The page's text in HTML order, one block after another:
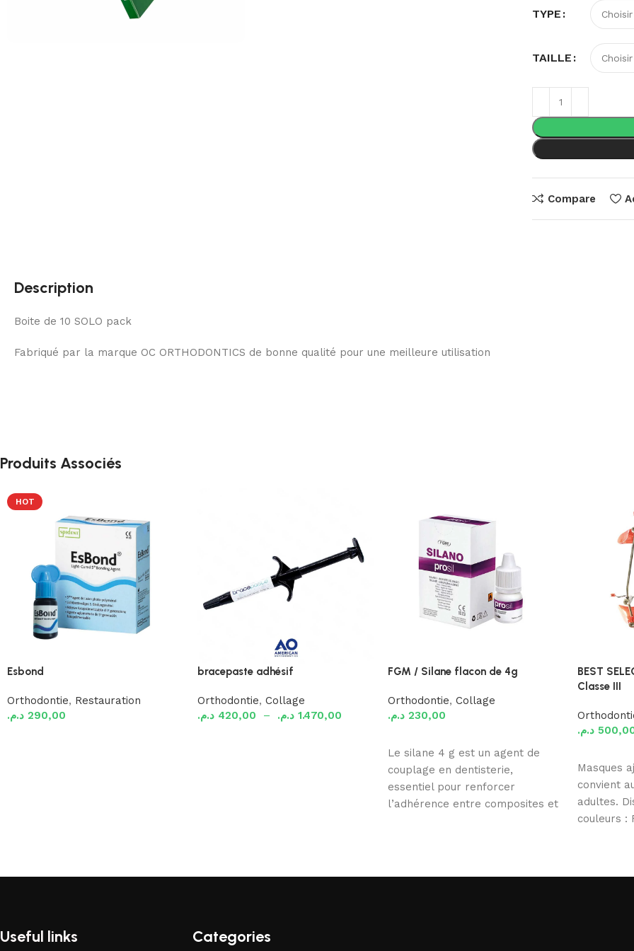
TYPE
TAILLE
Compare
Description
Boite de 10 SOLO pack
Fabriqué par la marque OC ORTHODONTICS de bonne qualité pour une meilleure utilisation
Produits Associés
HOT
Esbond
Orthodontie, Restauration
290,00 د.م.
bracepaste adhésif
Orthodontie, Collage
420,00 د.م. – 1.470,00 د.م.
FGM / Silane flacon de 4g
Orthodontie, Collage
230,00 د.م.
Le silane 4 g est un agent de
couplage en dentisterie,
essentiel pour renforcer
l’adhérence entre composites et
BEST
Classe III
د.م.
Masques
convient
adultes.
couleurs :
Useful links Categories